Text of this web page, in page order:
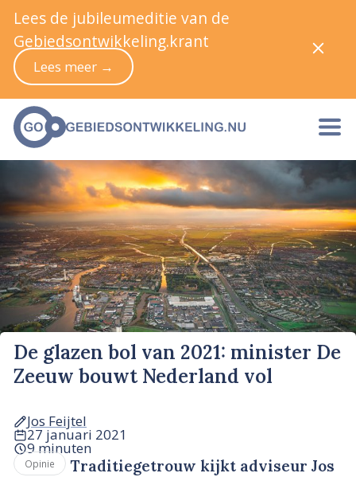
De glazen bol van 2021: minister De
Zeeuw bouwt Nederland vol
Jos Feijtel
27 januari 2021
9 minuten
Opinie
Traditiegetrouw kijkt adviseur Jos
Lees de jubileumeditie van de
Gebiedsontwikkeling.krant
Lees meer →